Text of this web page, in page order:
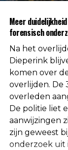
worden geen
Een vaste
arbitrage
Met het
Nederlandse
jarenlang
Meer
forensisch
Na het
Dieperink
komen over
overlijden. De
overleden
De politie liet
aanwijzingen
zijn geweest
onderzoek uit